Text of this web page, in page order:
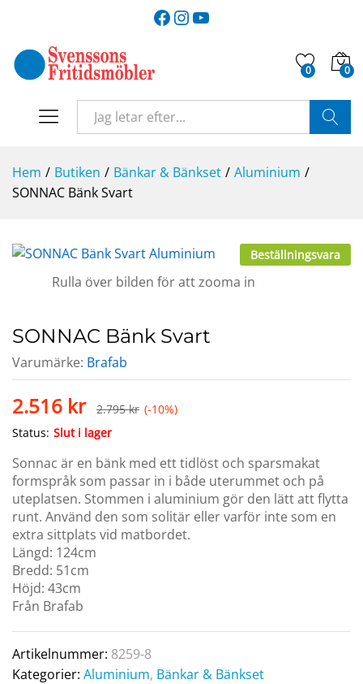
Facebook
Instagram
YouTube
0 0
Hem / Butiken / Bänkar & Bänkset / Aluminium /
SONNAC Bänk Svart
Beställningsvara
Rulla över bilden för att zooma in
SONNAC Bänk Svart
Varumärke: Brafab
2.516 kr 2.795kr (-10%)
Status: Slut i lager
Sonnac är en bänk med ett tidlöst och sparsmakat
formspråk som passar in i både uterummet och på
uteplatsen. Stommen i aluminium gör den lätt att flytta
runt. Använd den som solitär eller varför inte som en
extra sittplats vid matbordet.
Längd: 124cm
Bredd: 51cm
Höjd: 43cm
Från Brafab
Artikelnummer: 8259-8
Kategorier: Aluminium, Bänkar & Bänkset